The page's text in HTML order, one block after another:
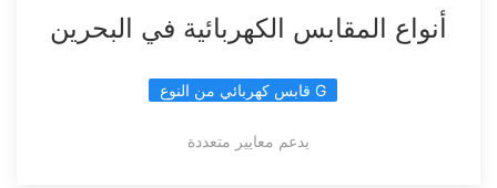
أنواع المقابس الكهربائية في البحرين
قابس كهربائي من النوع G
يدعم معايير متعددة